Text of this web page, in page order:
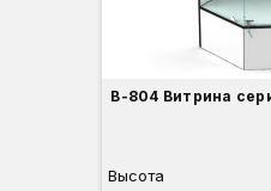
В-804 Витрина
Высота